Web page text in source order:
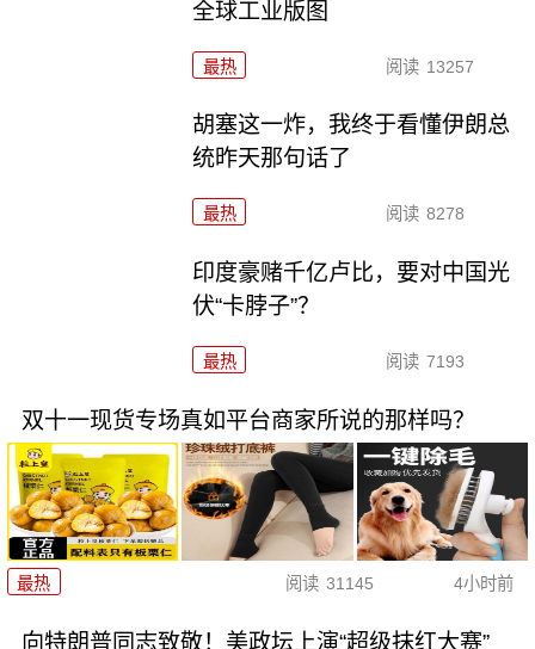
全球工业版图
最热 阅读 13257
胡塞这一炸，我终于看懂伊朗总
统昨天那句话了
最热 阅读 8278
印度豪赌千亿卢比，要对中国光
伏“卡脖子”？
最热 阅读 7193
双十一现货专场真如平台商家所说的那样吗？
最热 阅读 31145 4小时前
向特朗普同志致敬！美政坛上演“超级抹红大赛”